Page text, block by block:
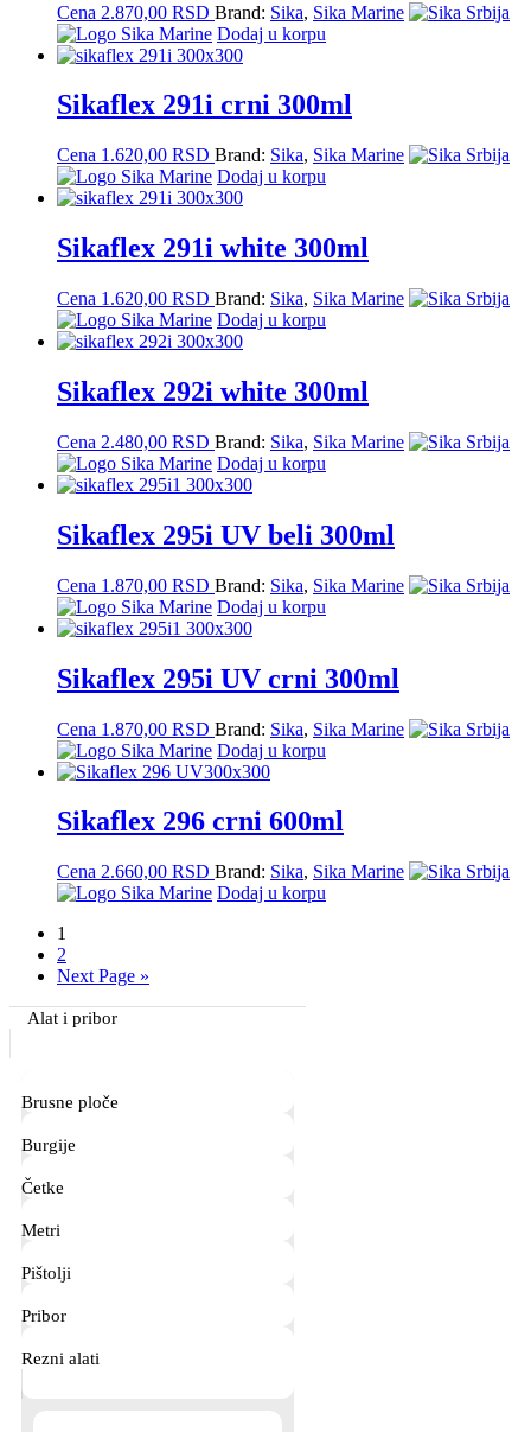
Cena 2.870,00 RSD Brand: Sika, Sika Marine
Dodaj u korpu
Sikaflex 291i crni 300ml
Cena 1.620,00 RSD Brand: Sika, Sika Marine
Dodaj u korpu
Sikaflex 291i white 300ml
Cena 1.620,00 RSD Brand: Sika, Sika Marine
Dodaj u korpu
Sikaflex 292i white 300ml
Cena 2.480,00 RSD Brand: Sika, Sika Marine
Dodaj u korpu
Sikaflex 295i UV beli 300ml
Cena 1.870,00 RSD Brand: Sika, Sika Marine
Dodaj u korpu
Sikaflex 295i UV crni 300ml
Cena 1.870,00 RSD Brand: Sika, Sika Marine
Dodaj u korpu
Sikaflex 296 crni 600ml
Cena 2.660,00 RSD Brand: Sika, Sika Marine
Dodaj u korpu
1
2
Next Page »
Primary
Sidebar
Alat i pribor
Brusne ploče
Burgije
Četke
Metri
Pištolji
Pribor
Rezni alati